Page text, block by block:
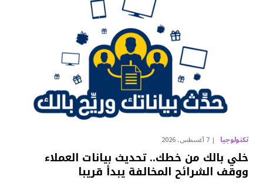
تكنولوجيا 7 أغسطس، 2026
خلي بالك من خطك.. تحديث بيانات العملاء
ووقف الشرائح المخالفة يبدأ قريبا